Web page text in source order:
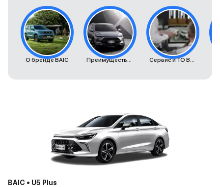
О бренде BAIC Преимущества автомобилей BAIC Сервис и ТО BAIC
BAIC • U5 Plus